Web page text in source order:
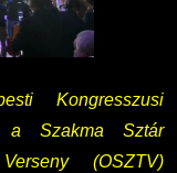
Kongresszusi
a Szakma Sztár
(OSZTV)